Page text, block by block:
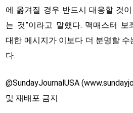
에 옮겨질 경우 반드시 대응할 것
는 것”이라고 말했다. 맥매스터 보
대한 메시지가 이보다 더 분명할 수
다.
@SundayJournalUSA
및 재배포 금지